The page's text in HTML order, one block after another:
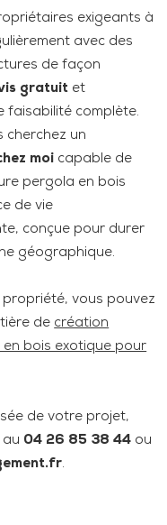
exigeants à
avec des
de façon
gratuit et
faisabilité complète.
cherchez un
moi capable de
pergola en bois
de vie
conçue pour durer
géographique.
vous pouvez
de création
bois exotique pour
de votre projet,
au 04 26 85 38 44 ou
.